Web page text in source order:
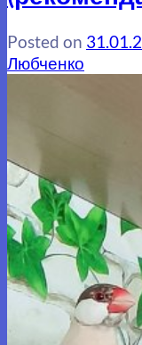
Posted on
Любченко